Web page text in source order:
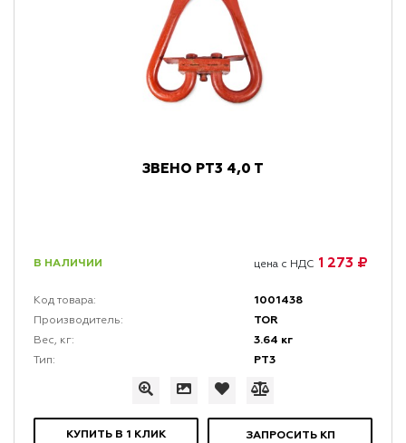
ЗВЕНО РТ3 4,0 Т
В НАЛИЧИИ цена с НДС 1 273 ₽
Код товара: 1001438
Производитель: TOR
Вес, кг: 3.64 кг
Тип: РТ3
КУПИТЬ В 1 КЛИК ЗАПРОСИТЬ КП